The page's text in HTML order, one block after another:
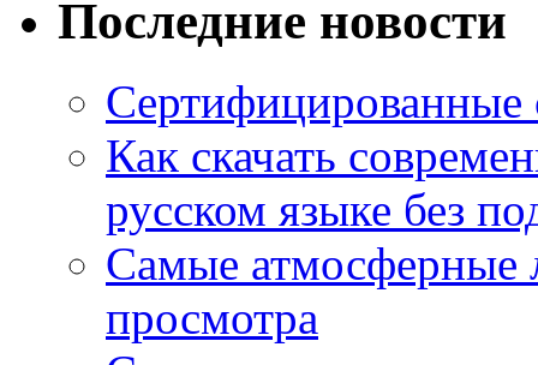
Последние новости
Как скачать
русском языке без
Самые атмосферные
просмотра